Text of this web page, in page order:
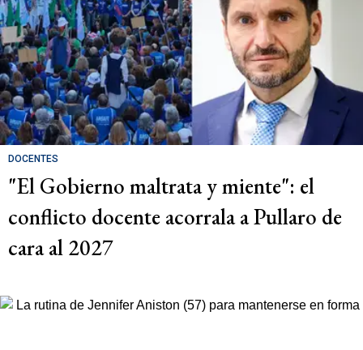
DOCENTES
"El Gobierno maltrata y miente": el
conflicto docente acorrala a Pullaro de
cara al 2027